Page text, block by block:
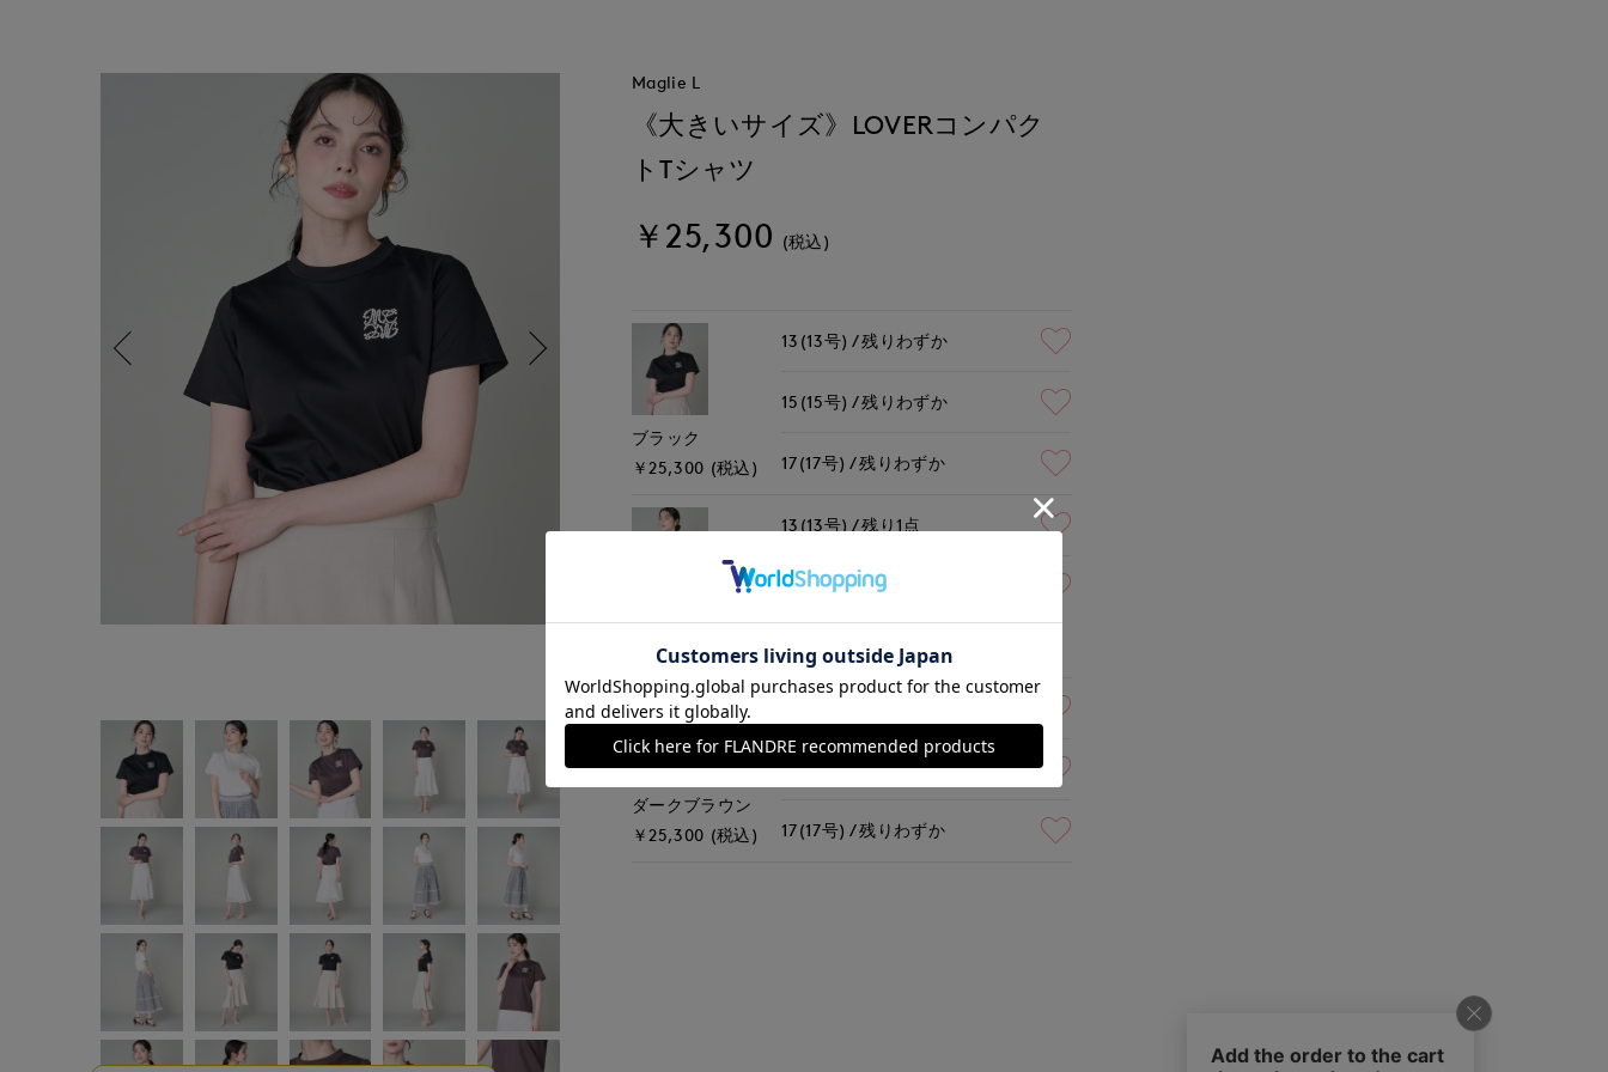
Maglie L
《大きいサイズ》LOVERコンパク
トTシャツ
￥25,300 (税込)
ブラック
￥25,300 (税込)
13(13号) 残りわずか
15(15号) 残りわずか
17(17号) 残りわずか
オフホワイト
￥25,300 (税込)
13(13号) 残り1点
17(17号) 残り1点
ダークブラウン
￥25,300 (税込)
15(15号) 在庫あり
17(17号) 残りわずか